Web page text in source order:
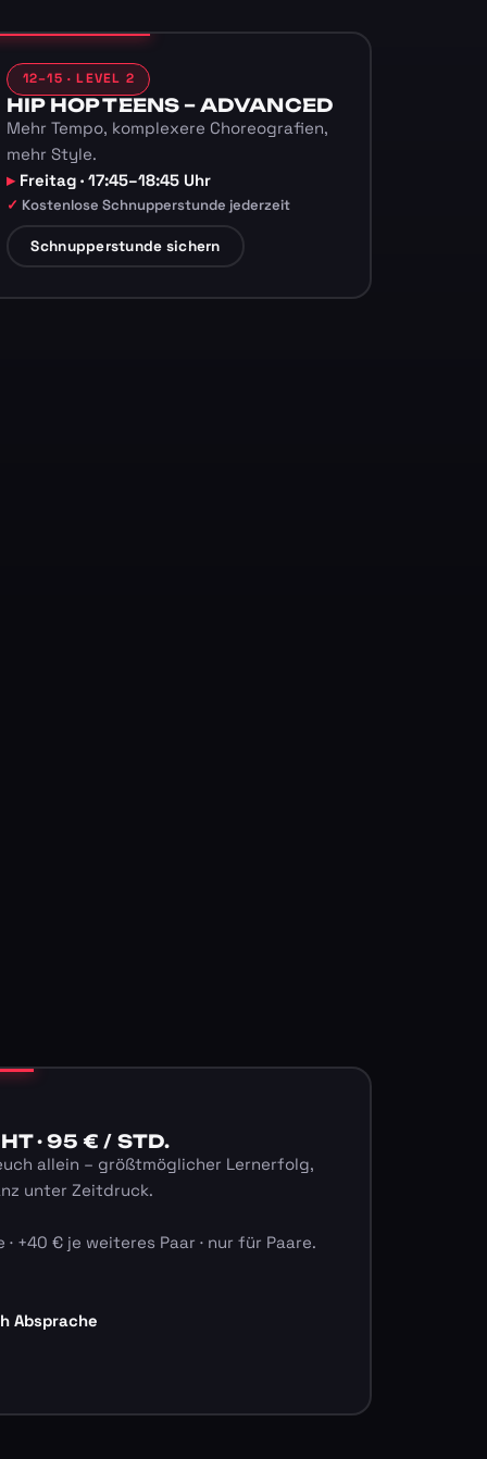
12–15 · LEVEL 2
HIP HOP TEENS – ADVANCED
Mehr Tempo, komplexere Choreografien,
mehr Style.
Freitag · 17:45–18:45 Uhr
Kostenlose Schnupperstunde jederzeit
Schnupperstunde sichern
· 95 € / STD.
allein – größtmöglicher Lernerfolg,
unter Zeitdruck.
+40 € je weiteres Paar · nur für Paare.
Absprache